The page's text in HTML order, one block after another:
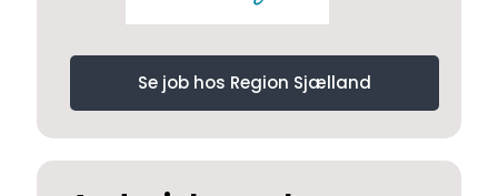
Se job hos Region Sjælland